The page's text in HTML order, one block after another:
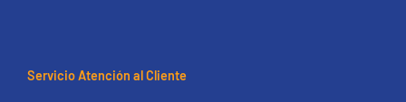
Servicio Atención al Cliente